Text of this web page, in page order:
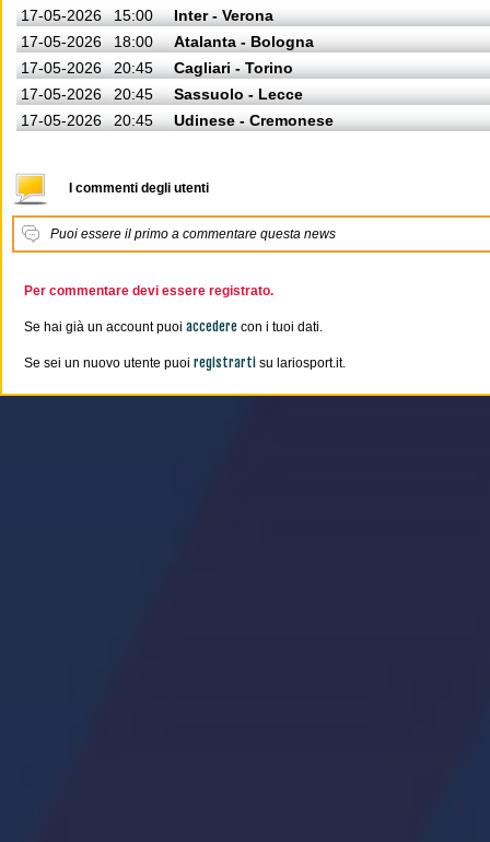
17-05-2026
15:00
Inter - Verona
17-05-2026
18:00
Atalanta - Bologna
17-05-2026
20:45
Cagliari - Torino
17-05-2026
20:45
Sassuolo - Lecce
17-05-2026
20:45 Udinese - Cremonese
I commenti degli utenti
Puoi essere il primo a commentare questa news
Per commentare devi essere registrato.
Se hai già un account puoi accedere con i tuoi dati.
Se sei un nuovo utente puoi registrarti su lariosport.it.